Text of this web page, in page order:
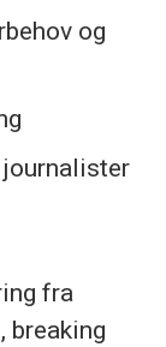
og
fra
breaking